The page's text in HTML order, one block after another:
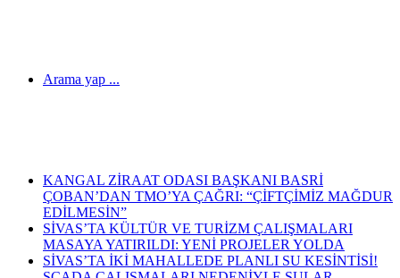
Arama yap ...
KANGAL ZİRAAT ODASI BAŞKANI BASRİ
ÇOBAN’DAN TMO’YA ÇAĞRI: “ÇİFTÇİMİZ MAĞDUR
EDİLMESİN”
SİVAS’TA KÜLTÜR VE TURİZM ÇALIŞMALARI
MASAYA YATIRILDI: YENİ PROJELER YOLDA
SİVAS’TA İKİ MAHALLEDE PLANLI SU KESİNTİSİ!